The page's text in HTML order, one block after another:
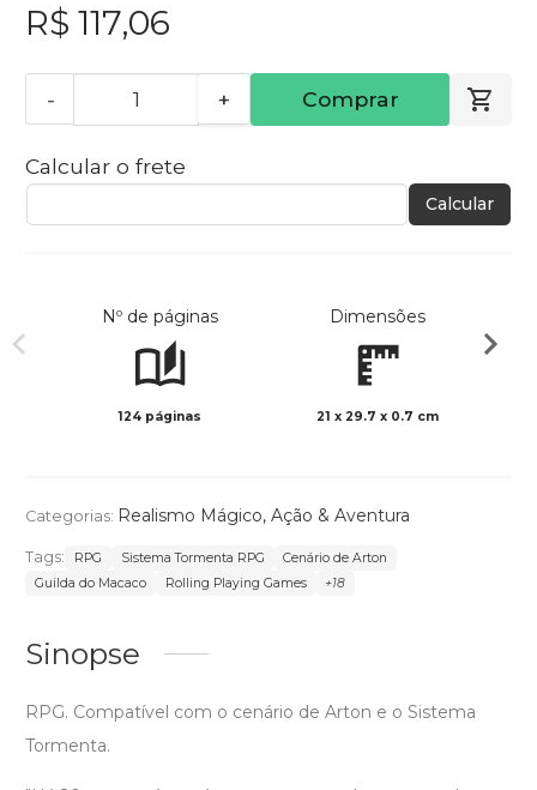
R$ 117,06
- + Comprar
Calcular o frete
Calcular
Nº de páginas
124 páginas
Dimensões
21 x 29.7 x 0.7 cm
Categorias: Realismo Mágico, Ação & Aventura
Tags: RPG Sistema Tormenta RPG
Cenário de Arton
Guilda do Macaco
Rolling Playing Games +18
Sinopse
RPG. Compatível com o cenário de Arton e o Sistema
Tormenta.